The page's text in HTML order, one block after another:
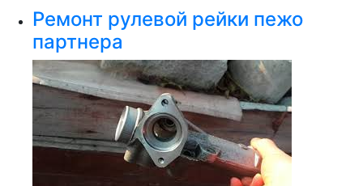
Ремонт рулевой рейки пежо
партнера